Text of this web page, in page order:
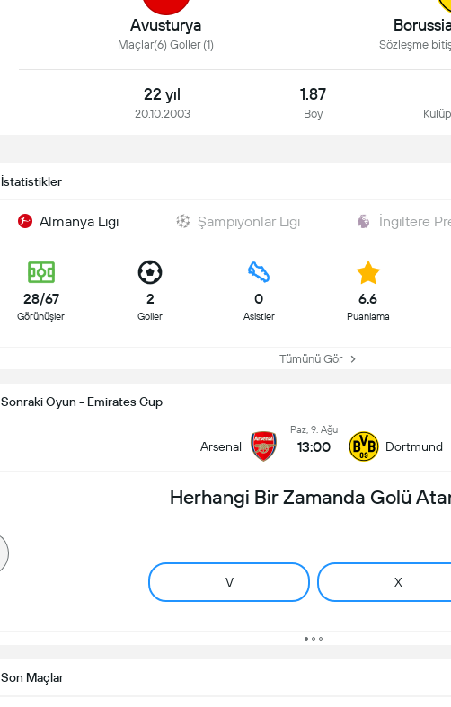
Avusturya
Maçlar(6) Goller (1) Sözleşme
22 yıl
20.10.2003
1.87
Boy
İstatistikler
Almanya Ligi Şampiyonlar Ligi İngiltere
28/67
Görünüşler
2
Goller
0
Asistler
6.6
Puanlama
Tümünü Gör
Sonraki Oyun - Emirates Cup
Arsenal
Paz, 9. Ağu
13:00 Dortmund
Herhangi Bir Zamanda Golü
V X
Son Maçlar